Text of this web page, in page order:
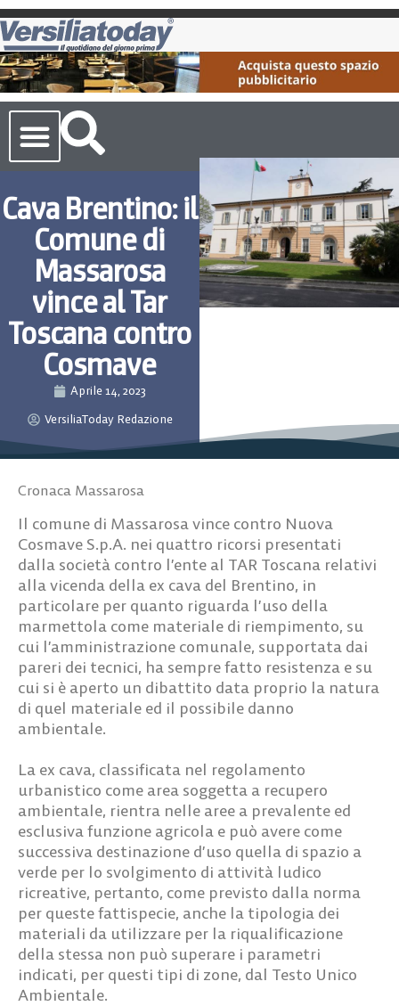
Cava Brentino: il
Comune di
Massarosa
vince al Tar
Toscana contro
Cosmave
Aprile 14, 2023
VersiliaToday Redazione
Cronaca Massarosa
Il comune di Massarosa vince contro Nuova
Cosmave S.p.A. nei quattro ricorsi presentati
dalla società contro l’ente al TAR Toscana relativi
alla vicenda della ex cava del Brentino, in
particolare per quanto riguarda l’uso della
marmettola come materiale di riempimento, su
cui l’amministrazione comunale, supportata dai
pareri dei tecnici, ha sempre fatto resistenza e su
cui si è aperto un dibattito data proprio la natura
di quel materiale ed il possibile danno
ambientale.
La ex cava, classificata nel regolamento
urbanistico come area soggetta a recupero
ambientale, rientra nelle aree a prevalente ed
esclusiva funzione agricola e può avere come
successiva destinazione d’uso quella di spazio a
verde per lo svolgimento di attività ludico
ricreative, pertanto, come previsto dalla norma
per queste fattispecie, anche la tipologia dei
materiali da utilizzare per la riqualificazione
della stessa non può superare i parametri
indicati, per questi tipi di zone, dal Testo Unico
Ambientale.